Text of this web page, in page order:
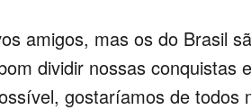
amigos, mas os do Brasil
dividir nossas conquistas
gostaríamos de todos